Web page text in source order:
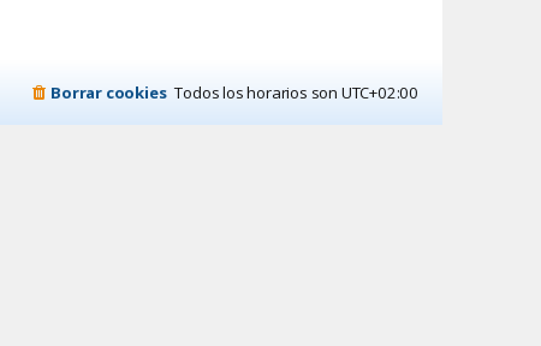
Todos los horarios son UTC+02:00
Borrar cookies